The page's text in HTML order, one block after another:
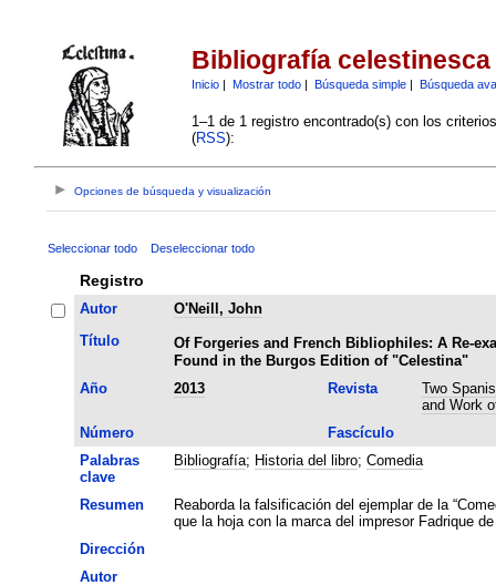
Bibliografía celestinesca
Inicio| Mostrar todo| Búsqueda simple| Búsqueda
1–1 de 1 registro encontrado(s) con los
(RSS):
Opciones de búsqueda y visualización
Seleccionar todo Deseleccionar todo
Registro
Autor
O'Neill, John
Título
Of Forgeries and French Bibliophiles: A Re-
Found in the Burgos Edition of "Celestina"
Año
2013 Revista
Two
and Work
Número
Fascículo
Palabras
clave
Bibliografía; Historia del libro; Comedia
Resumen
Reaborda la falsificación del ejemplar de la
que la hoja con la marca del impresor Fadrique
Dirección
Autor